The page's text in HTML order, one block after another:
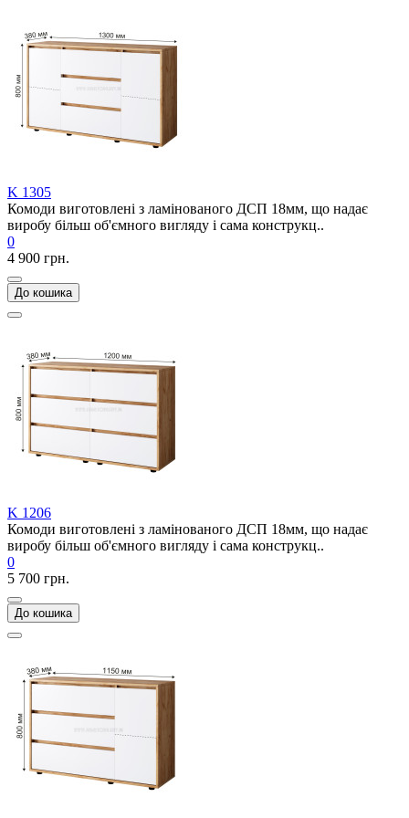
K 1305
Комоди виготовлені з ламінованого ДСП 18мм, що надає
виробу більш об'ємного вигляду і сама конструкц..
0
4 900 грн.
До кошика
K 1206
Комоди виготовлені з ламінованого ДСП 18мм, що надає
виробу більш об'ємного вигляду і сама конструкц..
0
5 700 грн.
До кошика